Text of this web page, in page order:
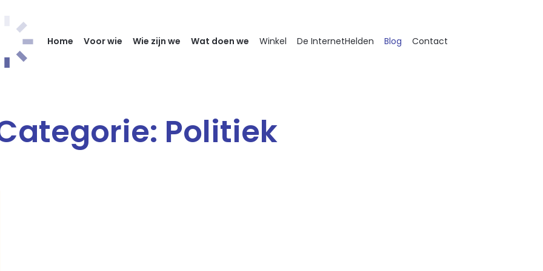
Home Voor wie Wie zijn we Wat doen we Winkel De InternetHelden Blog Contact
Politiek